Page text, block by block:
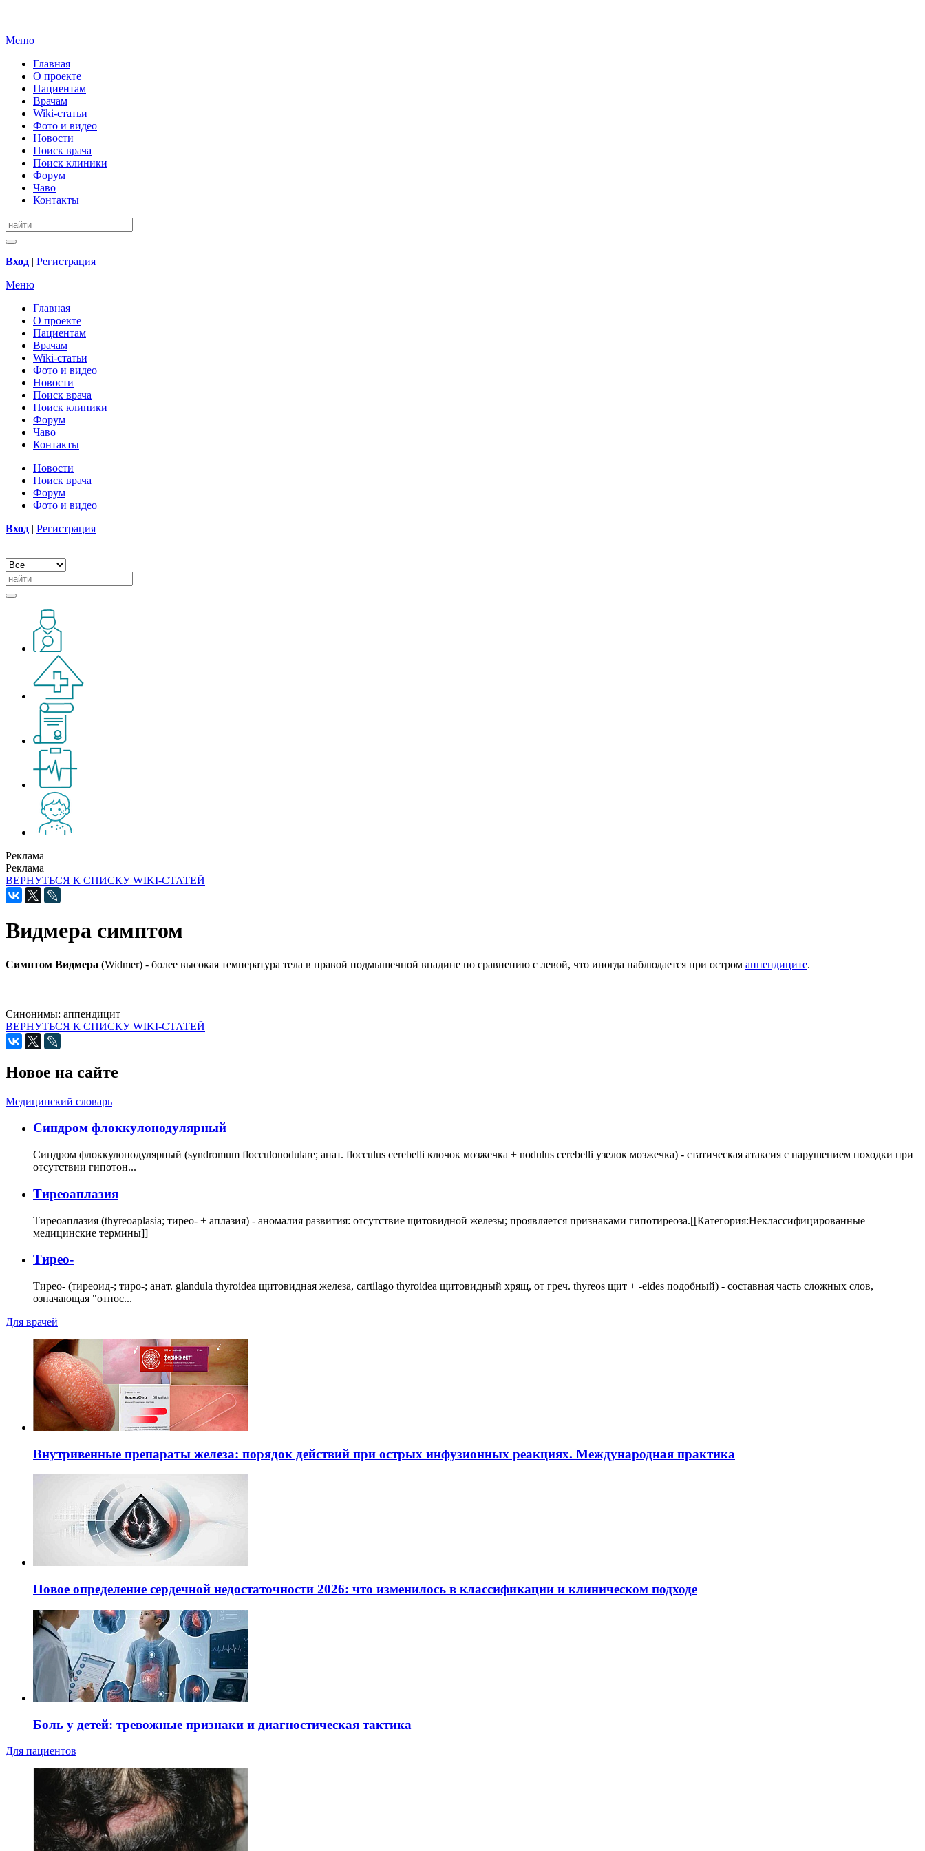
Меню
Главная
О проекте
Пациентам
Врачам
Wiki-статьи
Фото и видео
Новости
Поиск врача
Поиск клиники
Форум
Чаво
Контакты
Вход | Регистрация
Меню
Главная
О проекте
Пациентам
Врачам
Wiki-статьи
Фото и видео
Новости
Поиск врача
Поиск клиники
Форум
Чаво
Контакты
Новости
Поиск врача
Форум
Фото и видео
Вход | Регистрация
Реклама
Реклама
ВЕРНУТЬСЯ К СПИСКУ WIKI-СТАТЕЙ
Видмера симптом
Симптом Видмера (Widmer) - более высокая температура тела в правой подмышечной впадине по сравнению с левой, что иногда наблюдается при остром аппендиците.
Синонимы: аппендицит
ВЕРНУТЬСЯ К СПИСКУ WIKI-СТАТЕЙ
Новое на сайте
Медицинский словарь
Cиндром флоккулонодулярный
Синдром флоккулонодулярный (syndromum flocculonodulare; анат. flocculus cerebelli клочок мозжечка + nodulus cerebelli узелок мозжечка) - статическая атаксия с нарушением походки при
отсутствии гипотон...
Тиреоаплазия
Тиреоаплазия (thyreoaplasia; тирео- + аплазия) - аномалия развития: отсутствие щитовидной железы; проявляется признаками гипотиреоза.[[Категория:Неклассифицированные
медицинские термины]]
Тирео-
Тирео- (тиреоид-; тиро-; анат. glandula thyroidea щитовидная железа, cartilago thyroidea щитовидный хрящ, от греч. thyreos щит + -eides подобный) - составная часть сложных слов,
означающая "относ...
Для врачей
Внутривенные препараты железа: порядок действий при острых инфузионных реакциях. Международная практика
Новое определение сердечной недостаточности 2026: что изменилось в классификации и клиническом подходе
Боль у детей: тревожные признаки и диагностическая тактика
Для пациентов